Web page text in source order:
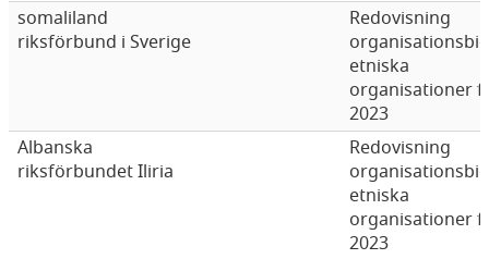
somaliland
riksförbund i Sverige
Redovisning
etniska
organisationer
2023
Albanska
riksförbundet Iliria
Redovisning
etniska
organisationer
2023